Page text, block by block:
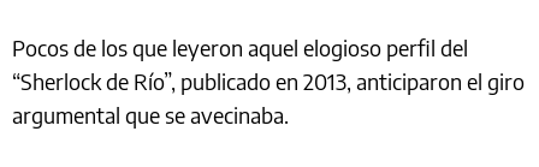
Pocos de los que leyeron aquel elogioso perfil del
“Sherlock de Río”, publicado en 2013, anticiparon el giro
argumental que se avecinaba.